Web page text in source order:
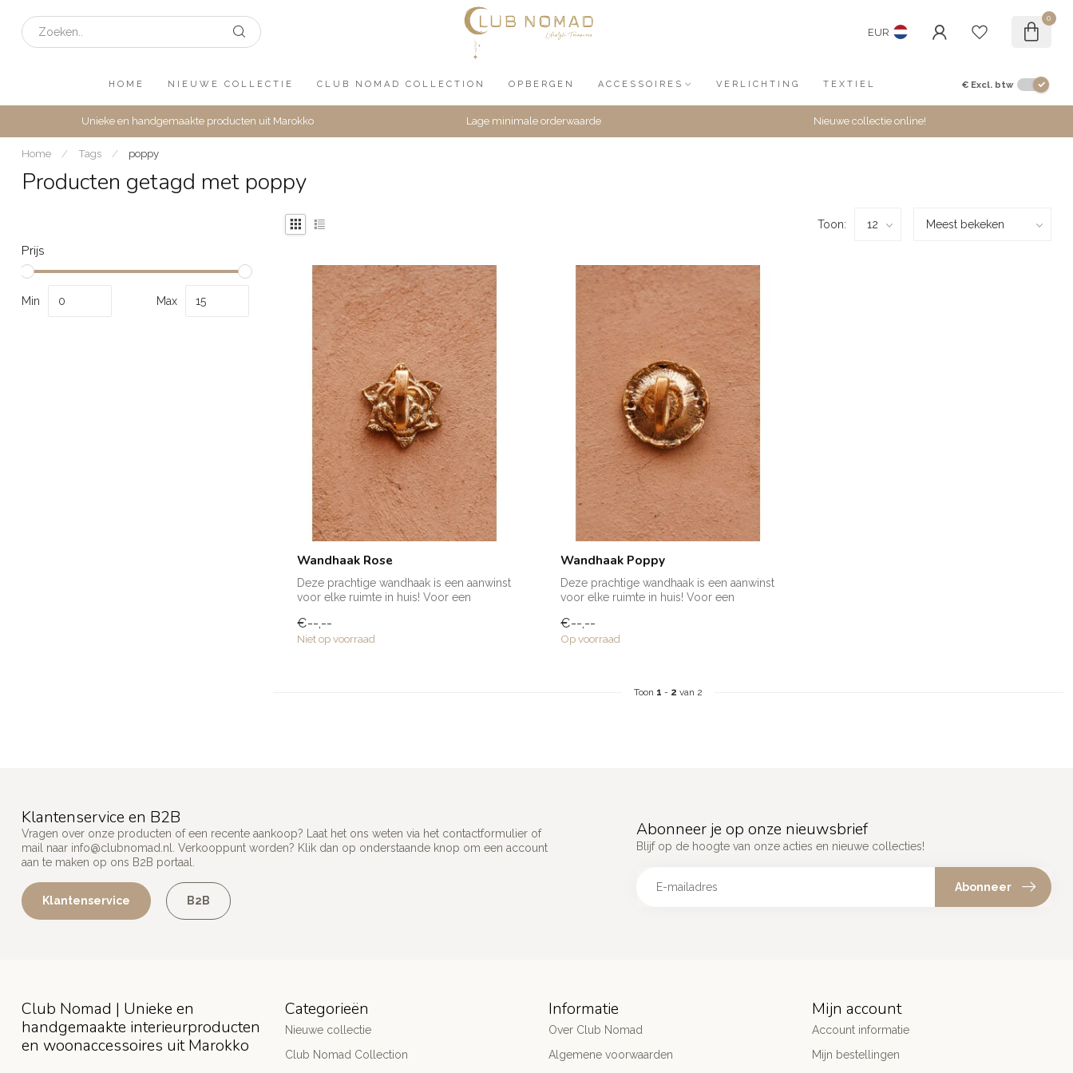
EUR
0
HOME NIEUWE COLLECTIE CLUB NOMAD COLLECTION OPBERGEN ACCESSOIRES VERLICHTING TEXTIEL € Excl. btw
Unieke en handgemaakte producten uit Marokko Lage minimale orderwaarde Nieuwe collectie online!
Home / Tags / poppy
Producten getagd met poppy
Prijs
Min Max
Toon:
Wandhaak Rose
Deze prachtige wandhaak is een aanwinst
voor elke ruimte in huis! Voor een
€--,--
Niet op voorraad
Wandhaak Poppy
Deze prachtige wandhaak is een aanwinst
voor elke ruimte in huis! Voor een
€--,--
Op voorraad
Toon 1 - 2 van 2
Klantenservice en B2B
Vragen over onze producten of een recente aankoop? Laat het ons weten via het contactformulier of
mail naar info@clubnomad.nl . Verkooppunt worden? Klik dan op onderstaande knop om een account
aan te maken op ons B2B portaal.
Klantenservice B2B
Abonneer je op onze nieuwsbrief
Blijf op de hoogte van onze acties en nieuwe collecties!
Abonneer
Club Nomad | Unieke en
handgemaakte interieurproducten
en woonaccessoires uit Marokko
Categorieën
Nieuwe collectie
Club Nomad Collection
Informatie
Over Club Nomad
Algemene voorwaarden
Mijn account
Account informatie
Mijn bestellingen